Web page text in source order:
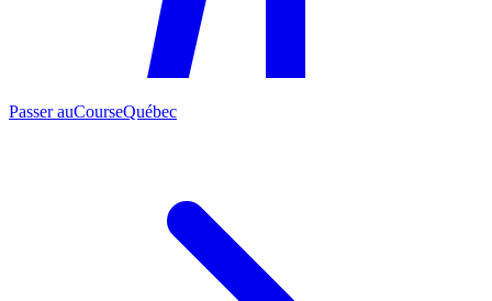
Passer auCourseQuébec